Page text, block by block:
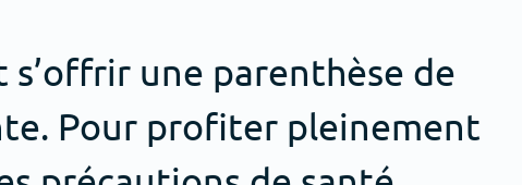
s’offrir une parenthèse de
Pour profiter pleinement